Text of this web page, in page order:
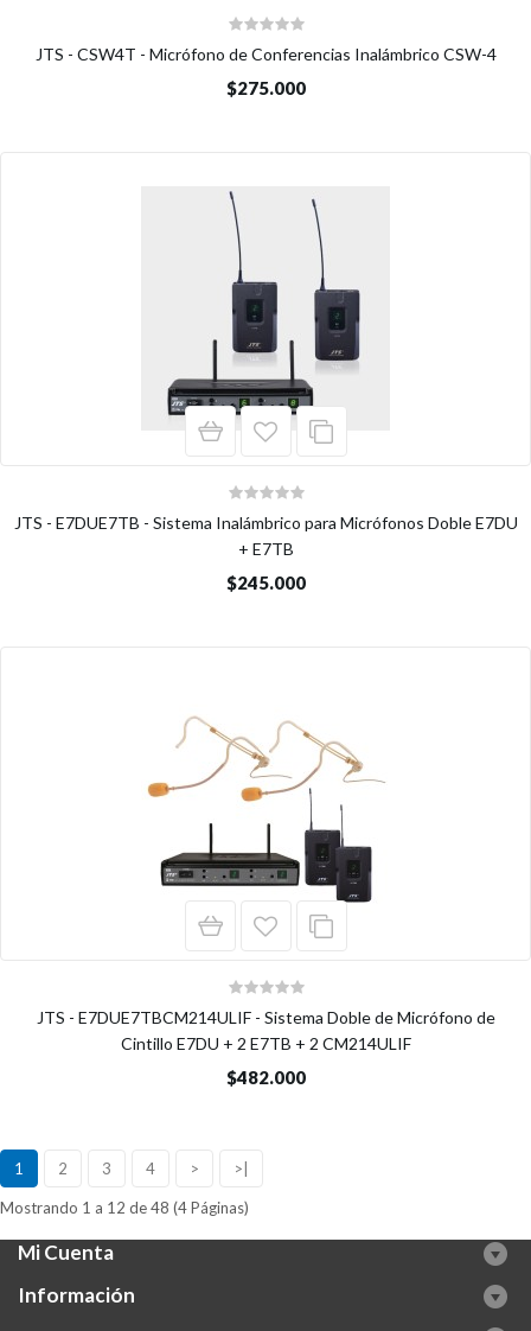
JTS - CSW4T - Micrófono de Conferencias Inalámbrico CSW-4
$275.000
JTS - E7DUE7TB - Sistema Inalámbrico para Micrófonos Doble E7DU
+ E7TB
$245.000
JTS - E7DUE7TBCM214ULIF - Sistema Doble de Micrófono de
Cintillo E7DU + 2 E7TB + 2 CM214ULIF
$482.000
1 2 3 4 > >|
Mostrando 1 a 12 de 48 (4 Páginas)
Mi Cuenta
Información